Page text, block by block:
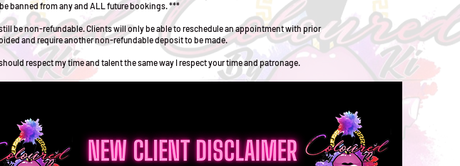
banned from any and ALL future bookings. ***
be non-refundable. Clients will only be able to reschedule an appointment with prior
and require another non-refundable deposit to be made.
respect my time and talent the same way I respect your time and patronage.